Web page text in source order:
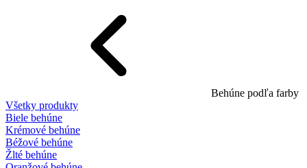
Behúne podľa farby
Všetky produkty
Biele behúne
Krémové behúne
Béžové behúne
Žlté behúne